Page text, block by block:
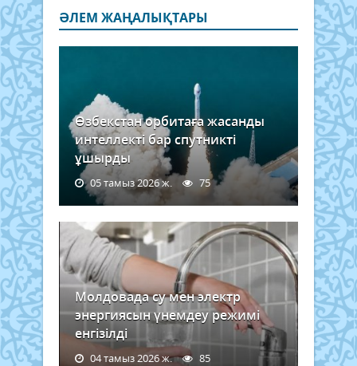
ӘЛЕМ ЖАҢАЛЫҚТАРЫ
Өзбекстан орбитаға жасанды
интеллекті бар спутникті
ұшырды
05 тамыз 2026 ж. 75
Молдовада су мен электр
энергиясын үнемдеу режимі
енгізілді
04 тамыз 2026 ж. 85